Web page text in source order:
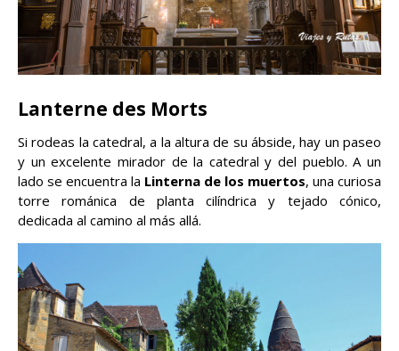
Lanterne des Morts
Si rodeas la catedral, a la altura de su ábside, hay un paseo
y un excelente mirador de la catedral y del pueblo. A un
lado se encuentra la Linterna de los muertos, una curiosa
torre románica de planta cilíndrica y tejado cónico,
dedicada al camino al más allá.